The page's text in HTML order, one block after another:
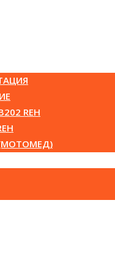
REH